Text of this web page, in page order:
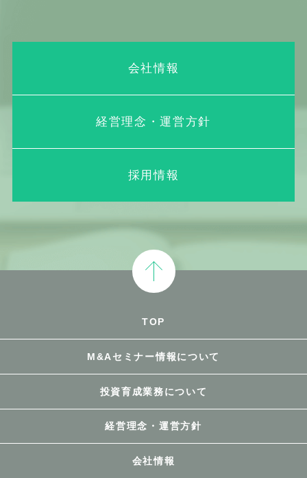
会社情報
経営理念・運営方針
採用情報
TOP
M&Aセミナー情報について
投資育成業務について
経営理念・運営方針
会社情報